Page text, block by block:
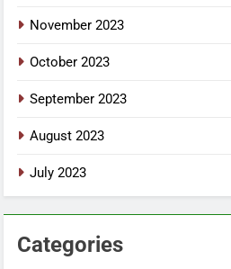
November 2023
October 2023
September 2023
August 2023
July 2023
Categories